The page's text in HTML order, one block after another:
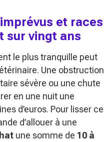
et races
sur vingt ans
le plus tranquille peut
Une obstruction
sévère ou une chute
en une nuit une
d’euros. Pour lisser ce
d’allouer à une
une somme de 10 à